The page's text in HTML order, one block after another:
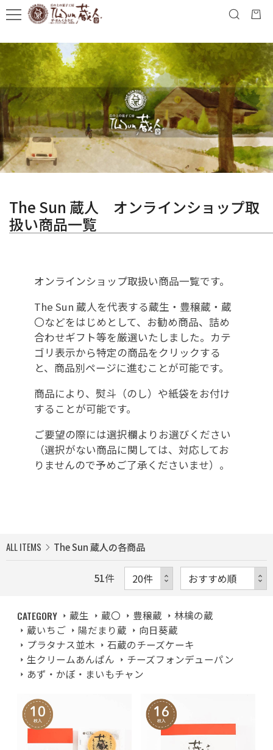
The Sun 蔵人 オンラインショップ取
扱い商品一覧
オンラインショップ取扱い商品一覧です。
The Sun 蔵人を代表する蔵生・豊穣蔵・蔵
〇などをはじめとして、お勧め商品、詰め
合わせギフト等を厳選いたしました。カテ
ゴリ表示から特定の商品をクリックする
と、商品別ページに進むことが可能です。
商品により、熨斗（のし）や紙袋をお付け
することが可能です。
ご要望の際には選択欄よりお選びください
（選択がない商品に関しては、対応してお
りませんので予めご了承くださいませ）。
ALL ITEMS The Sun 蔵人の各商品
51件
CATEGORY 蔵生 蔵〇 豊穣蔵
林檎の蔵
蔵いちご
陽だまり蔵
向日葵蔵
プラタナス並木
石蔵のチーズケーキ
生クリームあんぱん
チーズフォンデューパン
あず・かぼ・まいもチャン